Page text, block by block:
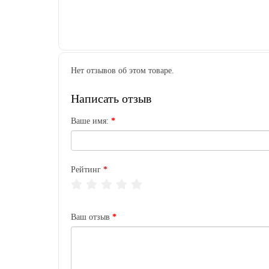
Нет отзывов об этом товаре.
Написать отзыв
Ваше имя:
Рейтинг
Ваш отзыв